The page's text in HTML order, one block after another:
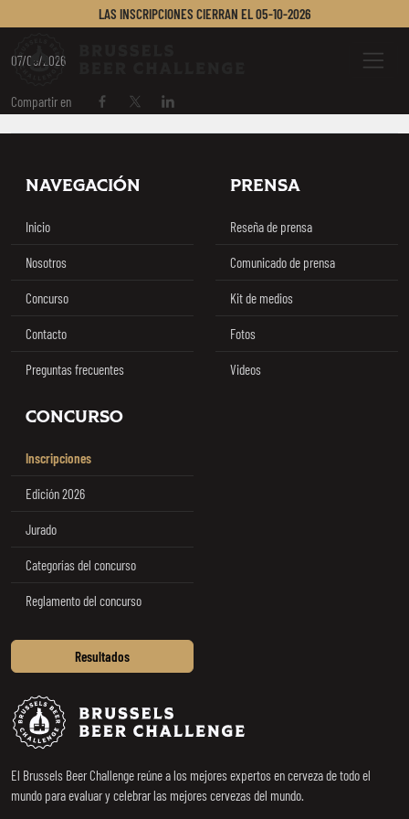
LAS INSCRIPCIONES CIERRAN EL05-10-2026
Menu
CERVEJARIA SALVA
07/05/2026
Compartir en Compartir en Facebook
Compartir en Twitter / X
Compartir en Linkedin
Footer
NAVEGACIÓN
Inicio
Nosotros
Concurso
Contacto
Preguntas frecuentes
PRENSA
Reseña de prensa
Comunicado de prensa
Kit de medios
Fotos
Videos
CONCURSO
Inscripciones
Edición 2026
Jurado
Categorías del concurso
Reglamento del concurso
Resultados
El Brussels Beer Challenge reúne a los mejores expertos en cerveza de todo el
mundo para evaluar y celebrar las mejores cervezas del mundo.